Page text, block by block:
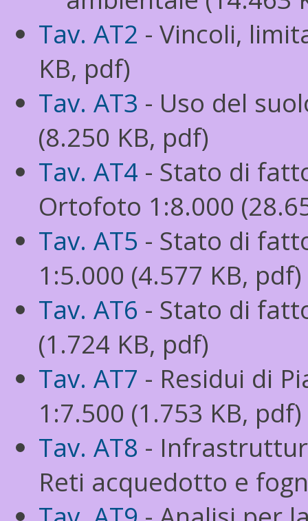
Tav. AT2 - Vincoli,
KB, pdf)
Tav. AT3 - Uso del
(8.250 KB, pdf)
Tav. AT4 - Stato di
Ortofoto 1:8.000
Tav. AT5 - Stato di
1:5.000 (4.577 KB, pdf)
Tav. AT6 - Stato di
(1.724 KB, pdf)
Tav. AT7 - Residui di
1:7.500 (1.753 KB, pdf)
Tav. AT8 -
Reti acquedotto e